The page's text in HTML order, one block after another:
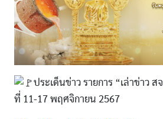
ประเด็นข่าว รายการ “เล่าข่าว ส
ที่ 11-17 พฤศจิกายน 2567